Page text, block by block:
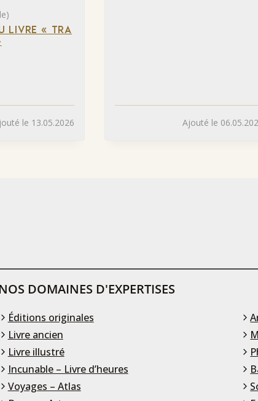
LIVRE « TRA
le 13.05.2026 Ajouté le
DOMAINES D'EXPERTISES
Éditions originales
Livre ancien
Livre illustré
Incunable – Livre d’heures
Voyages – Atlas